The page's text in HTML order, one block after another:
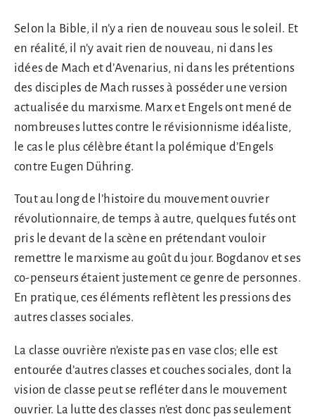
Selon la Bible, il n’y a rien de nouveau sous le soleil. Et
en réalité, il n’y avait rien de nouveau, ni dans les
idées de Mach et d’Avenarius, ni dans les prétentions
des disciples de Mach russes à posséder une version
actualisée du marxisme. Marx et Engels ont mené de
nombreuses luttes contre le révisionnisme idéaliste,
le cas le plus célèbre étant la polémique d’Engels
contre Eugen Dühring.
Tout au long de l’histoire du mouvement ouvrier
révolutionnaire, de temps à autre, quelques futés ont
pris le devant de la scène en prétendant vouloir
remettre le marxisme au goût du jour. Bogdanov et ses
co-penseurs étaient justement ce genre de personnes.
En pratique, ces éléments reflètent les pressions des
autres classes sociales.
La classe ouvrière n’existe pas en vase clos; elle est
entourée d’autres classes et couches sociales, dont la
vision de classe peut se refléter dans le mouvement
ouvrier. La lutte des classes n’est donc pas seulement